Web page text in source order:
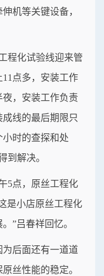
机等关键设备，
程化试验线迎来管
点多，安装工作
，安装工作负责
线的最后期限只
小时的查探和处
到解决。
5点，原丝工程化
是小店原丝工程化
”吕春祥回忆。
后面还有一道道
丝性能的稳定。